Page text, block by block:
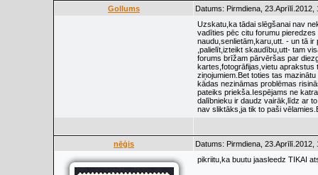
Gollums
Datums: Pirmdiena,
Uzskatu,ka tādai slēgšanai nav
vadīties pēc citu forumu
naudu,senlietām,karu,utt. - un tā
,palielīt,izteikt skaudību,utt- tam
forums brīžam pārvēršas par
kartes,fotogrāfijas,vietu aprakstus
ziņojumiem.Bet toties tas
kādas nezināmas problēmas
pateiks priekša.Iespējams ne
dalībnieku ir daudz vairāk,līdz ar
nav sliktāks,ja tik to paši
nēģis Datums: Pirmdiena,
pikriitu,ka buutu jaasleedz TIKAI